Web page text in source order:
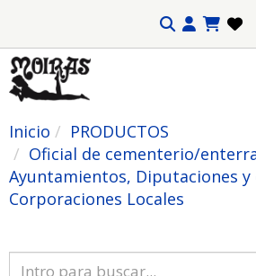
Inicio
PRODUCTOS
Oficial de cementerio/
Ayuntamientos, Diputaciones y
Corporaciones Locales